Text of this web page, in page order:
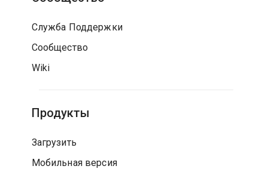
Служба Поддержки
Сообщество
Wiki
Продукты
Загрузить
Мобильная версия